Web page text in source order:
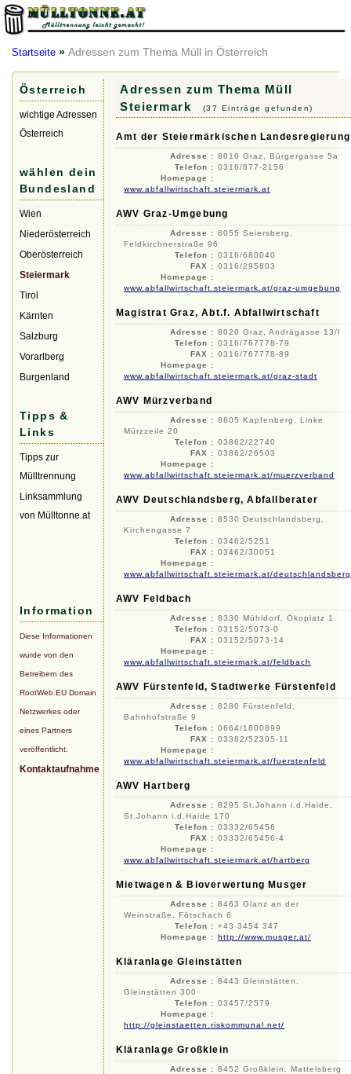
Startseite » Adressen zum Thema Müll in Österreich
Österreich
wichtige Adressen
Österreich
wählen dein
Bundesland
Wien
Niederösterreich
Oberösterreich
Steiermark
Tirol
Kärnten
Salzburg
Vorarlberg
Burgenland
Tipps &
Links
Tipps zur
Mülltrennung
Linksammlung
von Mülltonne.at
Information
Diese Informationen
wurde von den
Betreibern des
RootWeb.EU Domain
Netzwerkes oder
eines Partners
veröffentlicht.
Kontaktaufnahme
Adressen zum Thema Müll
Steiermark
(37 Einträge gefunden)
Amt der Steiermärkischen Landesregierung
Adresse : 8010 Graz, Bürgergasse 5a
Telefon : 0316/877-2156
Homepage :
www.abfallwirtschaft.steiermark.at
AWV Graz-Umgebung
Adresse : 8055 Seiersberg,
Feldkirchnerstraße 96
Telefon : 0316/680040
FAX : 0316/295803
Homepage :
www.abfallwirtschaft.steiermark.at/graz-umgebung
Magistrat Graz, Abt.f. Abfallwirtschaft
Adresse : 8020 Graz, Andrägasse 13/I
Telefon : 0316/767778-79
FAX : 0316/767778-89
Homepage :
www.abfallwirtschaft.steiermark.at/graz-stadt
AWV Mürzverband
Adresse : 8605 Kapfenberg, Linke
Mürzzeile 20
Telefon : 03862/22740
FAX : 03862/26503
Homepage :
www.abfallwirtschaft.steiermark.at/muerzverband
AWV Deutschlandsberg, Abfallberater
Adresse : 8530 Deutschlandsberg,
Kirchengasse 7
Telefon : 03462/5251
FAX : 03462/30051
Homepage :
www.abfallwirtschaft.steiermark.at/deutschlandsberg
AWV Feldbach
Adresse : 8330 Mühldorf, Ökoplatz 1
Telefon : 03152/5073-0
FAX : 03152/5073-14
Homepage :
www.abfallwirtschaft.steiermark.at/feldbach
AWV Fürstenfeld, Stadtwerke Fürstenfeld
Adresse : 8280 Fürstenfeld,
Bahnhofstraße 9
Telefon : 0664/1800899
FAX : 03382/52305-11
Homepage :
www.abfallwirtschaft.steiermark.at/fuerstenfeld
AWV Hartberg
Adresse : 8295 St.Johann i.d.Haide,
St.Johann i.d.Haide 170
Telefon : 03332/65456
FAX : 03332/65456-4
Homepage :
www.abfallwirtschaft.steiermark.at/hartberg
Mietwagen & Bioverwertung Musger
Adresse : 8463 Glanz an der
Weinstraße, Fötschach 6
Telefon : +43 3454 347
Homepage : http://www.musger.at/
Kläranlage Gleinstätten
Adresse : 8443 Gleinstätten,
Gleinstätten 300
Telefon : 03457/2579
Homepage :
http://gleinstaetten.riskommunal.net/
Kläranlage Großklein
Adresse : 8452 Großklein, Mattelsberg